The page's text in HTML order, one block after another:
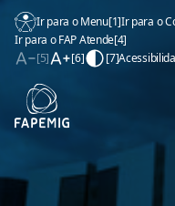
Ir para o Menu[1]Ir para o
Ir para o FAP Atende[4]
[5]
[6] [7]